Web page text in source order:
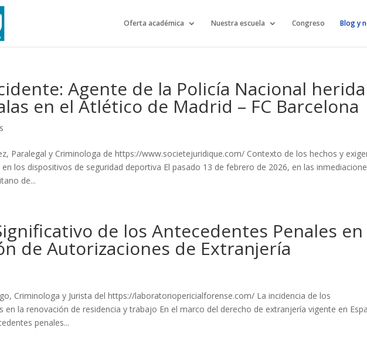
Oferta académica Nuestra escuela Congreso Blog y
Agente de la Policía Nacional herida
en el Atlético de Madrid – FC Barcelona
Paralegal y Criminologa de https://www.societejuridique.com/ Contexto de los hechos y
los dispositivos de seguridad deportiva El pasado 13 de febrero de 2026, en las
de...
de los Antecedentes Penales en
de Autorizaciones de Extranjería
Criminologa y Jurista del https://laboratoriopericialforense.com/ La incidencia de los
en la renovación de residencia y trabajo En el marco del derecho de extranjería vigente en
penales...